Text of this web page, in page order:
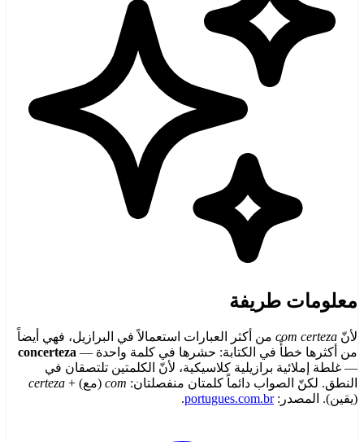
معلومات طريفة
لأنّ com certeza من أكثر العبارات استعمالاً في البرازيل، فهي أيضاً
من أكثرها خطأً في الكتابة: حشرها في كلمة واحدة — concerteza
— غلطة إملائية برازيلية كلاسيكية، لأنّ الكلمتين تلتصقان في
النطق. لكنّ الصواب دائماً كلمتان منفصلتان: com (مع) + certeza
(يقين). المصدر:portugues.com.br
.